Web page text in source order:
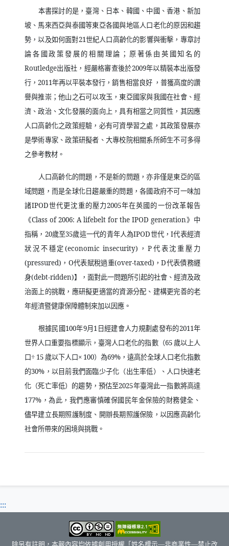
本書探討的是，臺灣、日本、韓國、中國、香港、新加
坡、馬來西亞與泰國等東亞各國與地區人口老化的原因和趨
勢，以及如何面對21世紀人口高齡化的影響與衝擊，專章討
論各國政策發展的相關理論；原著係由英國知名的
Routledge出版社，經嚴格審查後於2009年以精裝本出版發
行，2011年再以平裝本發行，銷售相當良好 ，普獲高度的讚
譽與推崇；他山之石可以攻玉，東亞國家與我國在社會、經
濟、政治、文化發展的面向上，具有相當之同質性，其因應
人口高齡化之政策經驗，必有可資學習之處，其政策發展亦
是學術專家、政策研擬者、大專校院相關系所師生不可多得
之參考教材。
人口高齡化的問題，不是新的問題，亦非僅是東亞的區
域問題，而是全球化日趨嚴重的問題，各國政府不可一味加
諸IPOD世代更沈重的壓力2005年在英國的一份改革報告
《Class of 2006: A lifebelt for the IPOD generation》中
指稱， 20歲至35歲這一代的青年人為IPOD世代，I代表經濟
狀況不穩定(economic insecurity) ， P代表沈重壓力
(pressured) ， O代表賦稅過重(over-taxed) ，D代表債務纒
身(debt-ridden)】，面對此一問題所引起的社會、經濟及政
治面上的挑戰，應研擬更適當的資源分配、建構更完善的老
年經濟暨健康保障體制來加以因應。
根據民國100年9月1日經建會人力規劃處發布的2011年
世界人口重要指標顯示，臺灣人口老化的指數（65歲以上人
口÷ 15歲以下人口× 100）為69% ，遠高於全球人口老化指數
的30% ，以目前我們面臨少子化（出生率低）、人口快速老
化（死亡率低）的趨勢，預估至2025年臺灣此一指數將高達
177% ，為此，我們應審慎確保國民年金保險的財務健全、
儘早建立長期照護制度、開辦長期照護保險，以因應高齡化
社會所帶來的困境與挑戰。
:::
除另有註明，本報內容均依據創用授權「姓名標示—非商業性—禁止改